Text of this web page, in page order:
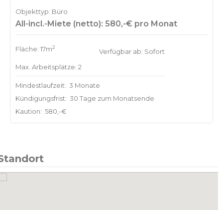
Objekttyp: Büro
All-incl.-Miete (netto): 580,-€ pro Monat
Fläche: 17m2
Max. Arbeitsplätze: 2
Verfügbar ab: Sofort
Mindestlaufzeit: 3 Monate
Kündigungsfrist: 30 Tage zum Monatsende
Kaution: 580,-€